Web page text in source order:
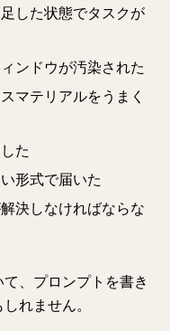
した状態でタスクが
ンドウが汚染された
マテリアルをうまく
た
形式で届いた
決しなければならな
、プロンプトを書き
れません。